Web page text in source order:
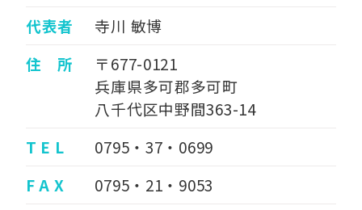
代表者
寺川 敏博
住 所
〒677-0121
兵庫県多可郡多可町
八千代区中野間363-14
T E L
0795・37・0699
F A X
0795・21・9053